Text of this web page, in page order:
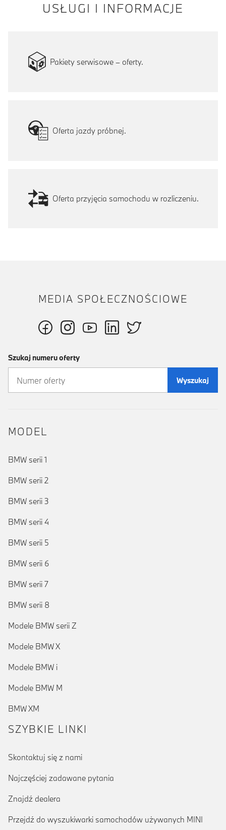
USŁUGI I INFORMACJE
Pakiety serwisowe – oferty.
Oferta jazdy próbnej.
Oferta przyjęcia samochodu w rozliczeniu.
MEDIA SPOŁECZNOŚCIOWE
Szukaj numeru oferty
Wyszukaj
MODEL
BMW serii 1
BMW serii 2
BMW serii 3
BMW serii 4
BMW serii 5
BMW serii 6
BMW serii 7
BMW serii 8
Modele BMW serii Z
Modele BMW X
Modele BMW i
Modele BMW M
BMW XM
SZYBKIE LINKI
Skontaktuj się z nami
Najczęściej zadawane pytania
Znajdź dealera
Przejdź do wyszukiwarki samochodów używanych MINI